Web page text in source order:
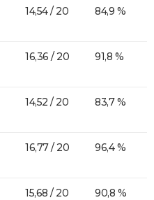
14,54 / 20 84,9 %
16,36 / 20 91,8 %
14,52 / 20 83,7 %
16,77 / 20 96,4 %
15,68 / 20 90,8 %